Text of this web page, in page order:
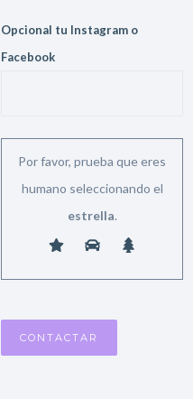
Opcional tu Instagram o
Facebook
Por favor, prueba que eres
humano seleccionando el
estrella.